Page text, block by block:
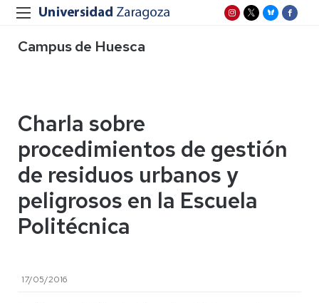
Campus de Huesca
Charla sobre
procedimientos de gestión
de residuos urbanos y
peligrosos en la Escuela
Politécnica
17/05/2016